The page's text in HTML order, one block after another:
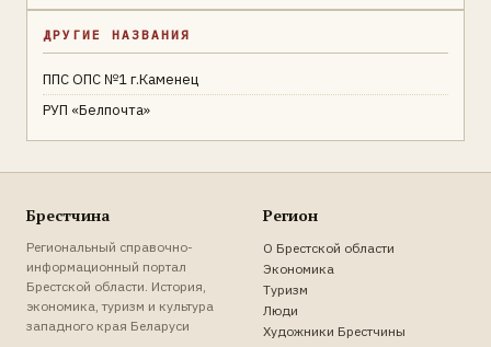
ДРУГИЕ НАЗВАНИЯ
ППС ОПС №1 г.Каменец
РУП «Белпочта»
Брестчина
Региональный справочно-
информационный портал
Брестской области. История,
экономика, туризм и культура
западного края Беларуси
Регион
О Брестской области
Экономика
Туризм
Люди
Художники Брестчины